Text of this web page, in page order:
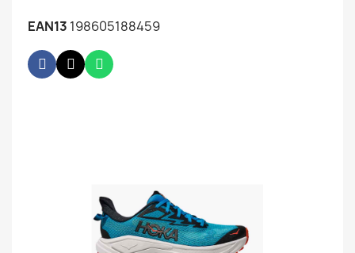
EAN13 198605188459